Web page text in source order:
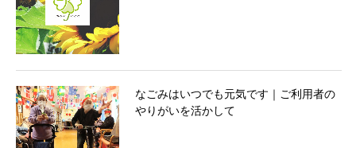
なごみはいつでも元気です｜ご利用者の
やりがいを活かして